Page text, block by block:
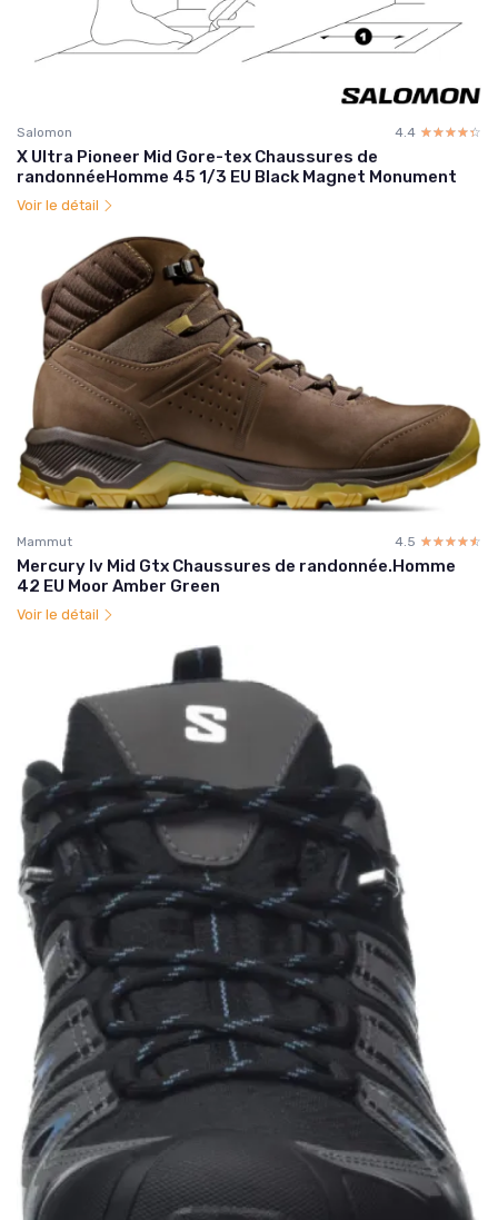
Salomon 4.4 ☆☆☆☆☆
★★★★★
X Ultra Pioneer Mid Gore-tex Chaussures de
randonnéeHomme 45 1/3 EU Black Magnet Monument
Voir le détail
Mammut 4.5 ☆☆☆☆☆
★★★★★
Mercury Iv Mid Gtx Chaussures de randonnée.Homme
42 EU Moor Amber Green
Voir le détail